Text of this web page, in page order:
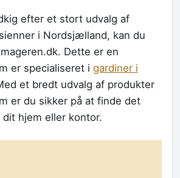
efter et stort udvalg af
i Nordsjælland, kan du
Dette er en
er specialiseret i gardiner i
et bredt udvalg af produkter
er du sikker på at finde det
hjem eller kontor.